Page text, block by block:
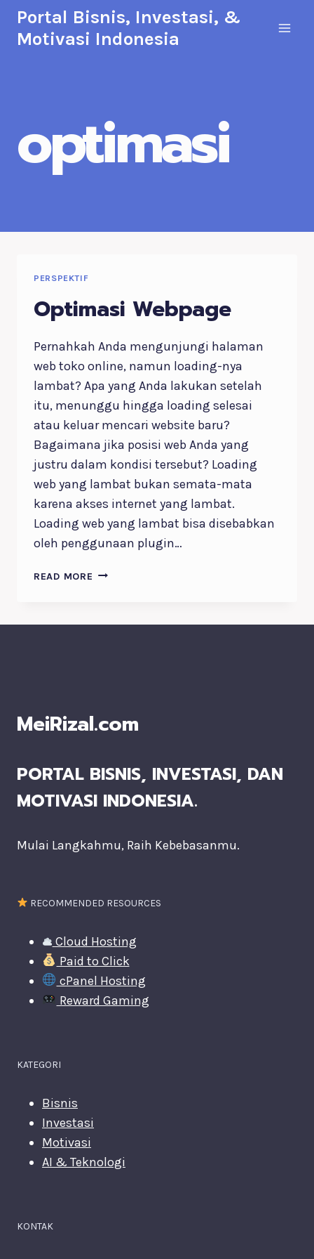
Skip
content
Portal Bisnis, Investasi, &
Motivasi Indonesia
optimasi
PERSPEKTIF
Optimasi Webpage
Pernahkah Anda mengunjungi halaman
web toko online, namun loading-nya
lambat? Apa yang Anda lakukan setelah
itu, menunggu hingga loading selesai
atau keluar mencari website baru?
Bagaimana jika posisi web Anda yang
justru dalam kondisi tersebut? Loading
web yang lambat bukan semata-mata
karena akses internet yang lambat.
Loading web yang lambat bisa disebabkan
oleh penggunaan plugin…
READ MORE OPTIMASI
MeiRizal.com
PORTAL BISNIS, INVESTASI, DAN
MOTIVASI INDONESIA.
Mulai Langkahmu, Raih Kebebasanmu.
RECOMMENDED RESOURCES
Cloud Hosting
Paid to Click
cPanel Hosting
Reward Gaming
KATEGORI
Bisnis
Investasi
Motivasi
AI & Teknologi
KONTAK